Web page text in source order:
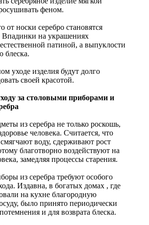
феном.
от носки серебро становятся
Впадинки на украшениях
патиной, а выпуклости
блеска.
уходе изделия будут долго
своей красотой.
за столовыми приборами и
из серебра не только роскошь,
человека. Считается, что
воду, сдерживают рост
благотворно воздействуют на
замедляя процессы старения.
из серебра требуют особого
Издавна, в богатых домах , где
на кухне благородную
было принято периодически
и для возврата блеска.